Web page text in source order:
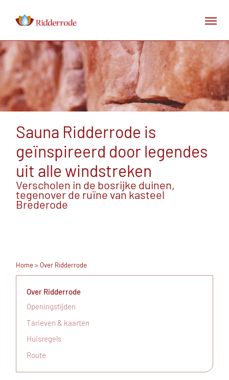
Sauna Ridderrode is
geïnspireerd door legendes
uit alle windstreken
Verscholen in de bosrijke duinen,
tegenover de ruïne van kasteel
Brederode
Home> Over Ridderrode
Over Ridderrode
Openingstijden
Tarieven & kaarten
Huisregels
Route